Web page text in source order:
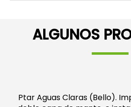
ALGUNOS
Ptar Aguas Claras (Bello).